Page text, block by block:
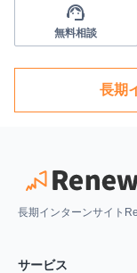
support_agent
無料相談
長期
長期インターンサイト
サービス